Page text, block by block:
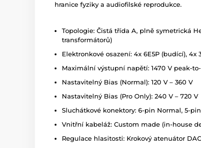
hranice fyziky a audiofilské reprodukce.
Topologie: Čistá třída A, plně symetrická
transformátorů)
Elektronkové osazení: 4x 6E5P (budící), 4x
Maximální výstupní napětí: 1470 V peak-
Nastavitelný Bias (Normal): 120 V – 360 V
Nastavitelný Bias (Pro Only): 240 V – 720 V
Sluchátkové konektory: 6-pin Normal, 5-
Vnitřní kabeláž: Custom made (in-house
Regulace hlasitosti: Krokový atenuátor